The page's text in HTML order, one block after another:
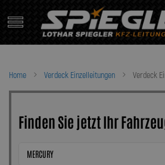
content
Home Verdeck Einzelleitungen Verdeck
Finden Sie jetzt Ihr
MERCURY